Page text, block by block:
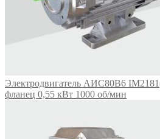
Электродвигатель АИС80В6
фланец 0,55 кВт 1000 об/мин